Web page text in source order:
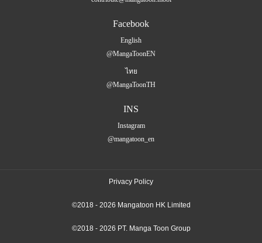
Facebook
English
@MangaToonEN
ไทย
@MangaToonTH
INS
Instagram
@mangatoon_en
Privacy Policy
©2018 - 2026 Mangatoon HK Limited
©2018 - 2026 PT. Manga Toon Group